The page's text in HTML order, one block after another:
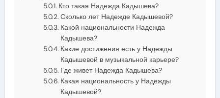
Кто такая Надежда Кадышева?
Сколько лет Надежде Кадышевой?
Какой национальности Надежда
Кадышева?
Какие достижения есть у Надежды
Кадышевой в музыкальной карьере?
Где живет Надежда Кадышева?
Какая национальность у Надежды
Кадышевой?